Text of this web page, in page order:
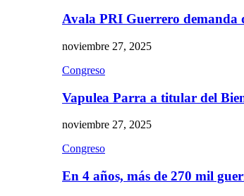
Avala PRI Guerrero demanda
noviembre 27, 2025
Congreso
Vapulea Parra a titular del
noviembre 27, 2025
Congreso
En 4 años, más de 270 mil